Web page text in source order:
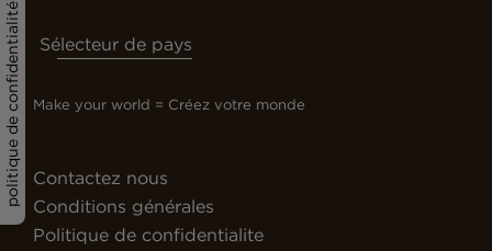
politique de confidentialité Sélecteur de pays
Make your world = Créez votre monde
Contactez nous
Conditions générales
Politique de confidentialite